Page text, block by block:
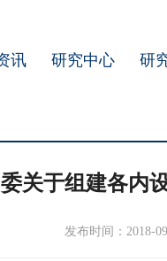
讯 研究中心 研
关于组建各内
发布时间：2018-